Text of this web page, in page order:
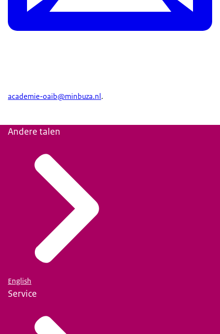
academie-oaib@minbuza.nl.
Andere talen
English
Service